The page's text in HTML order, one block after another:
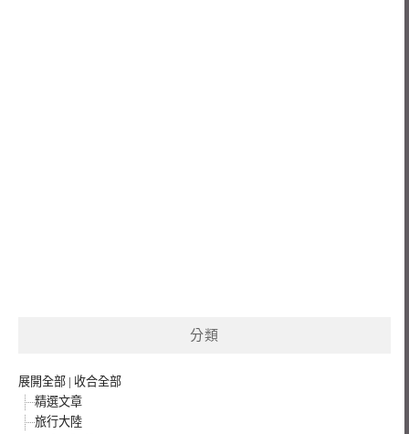
分類
展開全部 | 收合全部
精選文章
旅行大陸